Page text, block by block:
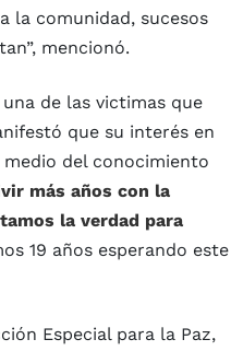
la comunidad, sucesos
mencionó.
de las victimas que
que su interés en
del conocimiento
más años con la
la verdad para
19 años esperando este
Especial para la Paz,